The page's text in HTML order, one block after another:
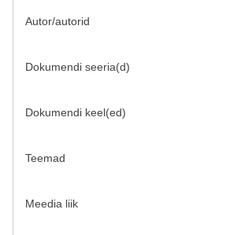
Autor/autorid
Dokumendi seeria(d)
Dokumendi keel(ed)
Teemad
Meedia liik